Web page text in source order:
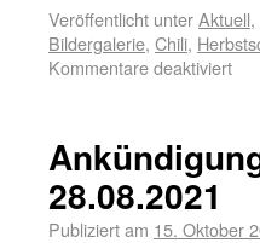
Veröffentlicht unterAktuell,
Bildergalerie, Chili,
Kommentare deaktiviert
28.08.2021
Publiziert am 15. Oktober